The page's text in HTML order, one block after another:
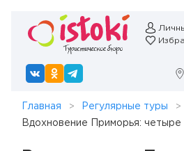
Главная Регулярные туры
Вдохновение Приморья: четыре